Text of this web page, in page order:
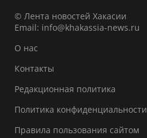
© Лента новостей Хакасии
Email: info@khakassia-news.ru
О нас
Контакты
Редакционная политика
Политика конфиденциальности
Правила пользования сайтом